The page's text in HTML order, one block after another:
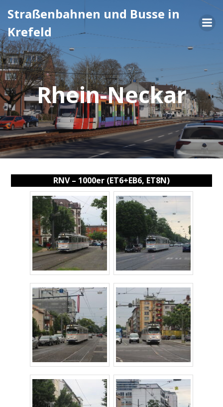
Inhalt
Straßenbahnen und Busse in
Krefeld
Rhein-Neckar
RNV – 1000er (ET6+EB6, ET8N)